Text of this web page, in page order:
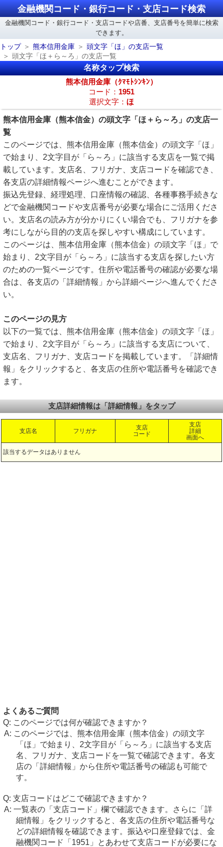
金融機関コード・銀行コード・支店コード検索
金融機関コード・銀行コード・支店コードや店番、支店番号を簡単に検索
できます。
トップ
熊本信用金庫
頭文字「ほ」の支店一覧
頭文字「ほ＋ら～ろ」の支店一覧
名称タップ検索
熊本信用金庫（ｸﾏﾓﾄｼﾝｷﾝ）
コード： 1951
選択文字： ほ
熊本信用金庫（熊本信金）の頭文字「ほ＋ら～ろ」の支店一
覧
このページでは、熊本信用金庫（熊本信金）の頭文字「ほ」
で始まり、2文字目が「ら～ろ」に該当する支店を一覧で掲
載しています。支店名、フリガナ、支店コードを確認でき、
各支店の詳細情報ページへ進むことができます。
振込先登録、経理処理、口座情報の確認、各種事務手続きな
どで金融機関コードや支店番号が必要な場合にご活用くださ
い。支店名の読み方が分かりにくい場合でも、フリガナを参
考にしながら目的の支店を探しやすい構成にしています。
このページは、熊本信用金庫（熊本信金）の頭文字「ほ」で
始まり、2文字目が「ら～ろ」に該当する支店を探したい方
のための一覧ページです。住所や電話番号の確認が必要な場
合は、各支店の「詳細情報」から詳細ページへ進んでくださ
い。
このページの見方
以下の一覧では、熊本信用金庫（熊本信金）の頭文字「ほ」
で始まり、2文字目が「ら～ろ」に該当する支店について、
支店名、フリガナ、支店コードを掲載しています。「詳細情
報」をクリックすると、各支店の住所や電話番号を確認でき
ます。
支店詳細情報は「詳細情報」をタップ
支店名 フリガナ
支店
コード
支店
詳細
画面へ
該当するデータはありません
よくあるご質問
このページでは何が確認できますか？
このページでは、熊本信用金庫（熊本信金）の頭文字
「ほ」で始まり、2文字目が「ら～ろ」に該当する支店
名、フリガナ、支店コードを一覧で確認できます。各支
店の「詳細情報」から住所や電話番号の確認も可能で
す。
支店コードはどこで確認できますか？
一覧表の「支店コード」欄で確認できます。さらに「詳
細情報」をクリックすると、各支店の住所や電話番号な
どの詳細情報を確認できます。振込や口座登録では、金
融機関コード「1951」とあわせて支店コードが必要にな